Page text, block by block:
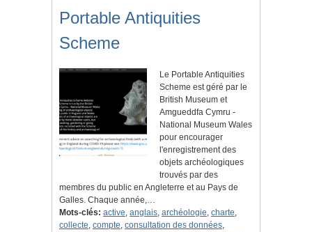
Portable Antiquities
Scheme
Le Portable Antiquities
Scheme est géré par le
British Museum et
Amgueddfa Cymru -
National Museum Wales
pour encourager
l'enregistrement des
objets archéologiques
trouvés par des
membres du public en Angleterre et au Pays de
Galles. Chaque année,…
Mots-clés: active, anglais, archéologie, charte,
collecte, compte, consultation des données,